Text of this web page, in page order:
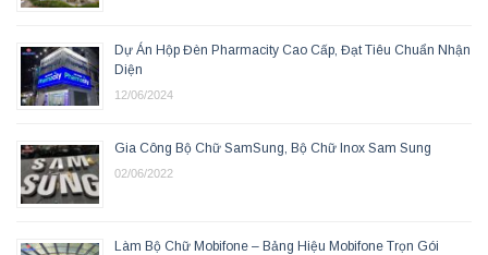
Dự Án Hộp Đèn Pharmacity Cao Cấp, Đạt Tiêu Chuẩn Nhận
Diện
12/06/2024
Gia Công Bộ Chữ SamSung, Bộ Chữ Inox Sam Sung
02/06/2022
Làm Bộ Chữ Mobifone – Bảng Hiệu Mobifone Trọn Gói